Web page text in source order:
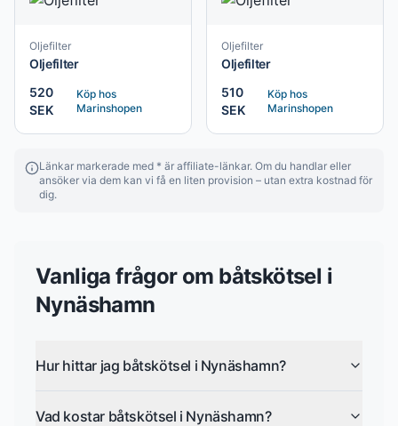
Oljefilter
Oljefilter
520
SEK
Köp hos
Marinshopen
Oljefilter
Oljefilter
510
SEK
Köp hos
Marinshopen
Länkar markerade med * är affiliate-länkar. Om du handlar eller
ansöker via dem kan vi få en liten provision – utan extra kostnad för
dig.
Vanliga frågor om båtskötsel i
Nynäshamn
Hur hittar jag båtskötsel i Nynäshamn?
Vad kostar båtskötsel i Nynäshamn?